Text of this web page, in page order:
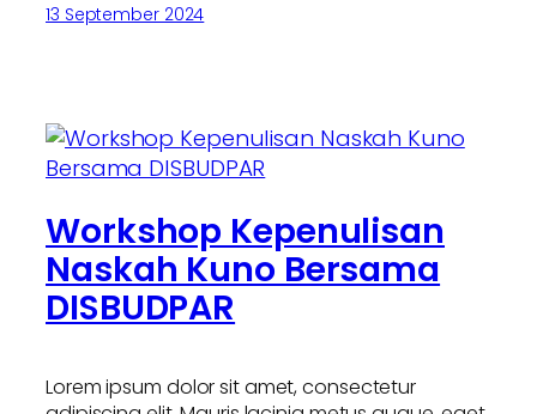
13 September 2024
Workshop Kepenulisan
Naskah Kuno Bersama
DISBUDPAR
Lorem ipsum dolor sit amet, consectetur